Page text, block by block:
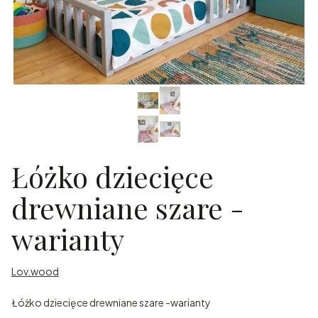
Łóżko dziecięce
drewniane szare -
warianty
Lov.wood
Łóżko dziecięce drewniane szare -warianty